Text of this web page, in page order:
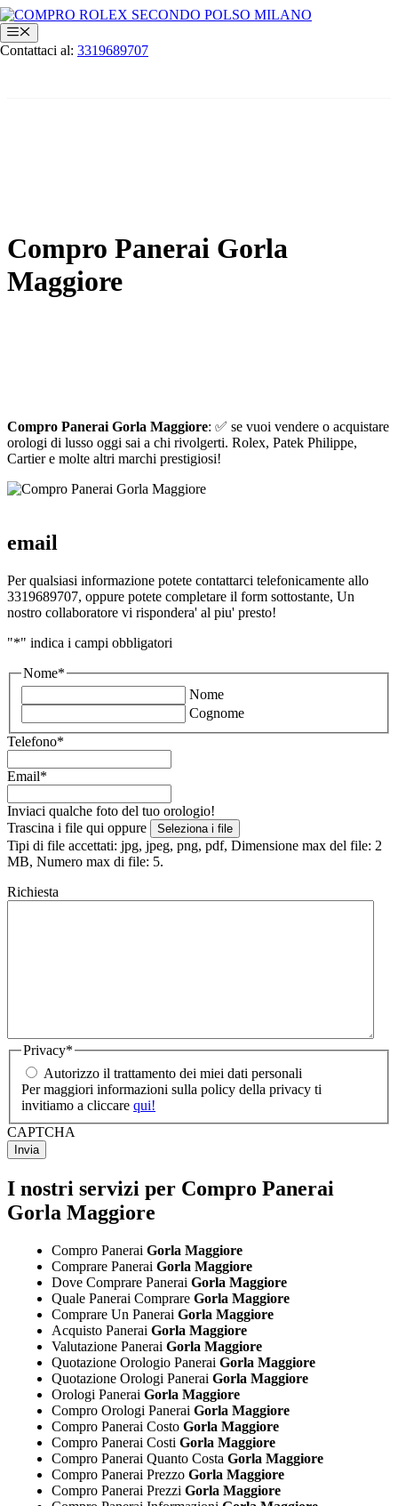
Vai
al
contenuto
Menu
Contattaci al: 3319689707
Compro Panerai Gorla
Maggiore
Compro Panerai Gorla Maggiore: ✅ se vuoi vendere o acquistare
orologi di lusso oggi sai a chi rivolgerti. Rolex, Patek Philippe,
Cartier e molte altri marchi prestigiosi!
email
Per qualsiasi informazione potete contattarci telefonicamente allo
3319689707, oppure potete completare il form sottostante, Un
nostro collaboratore vi rispondera' al piu' presto!
"*" indica i campi obbligatori
Nome*
Nome
Cognome
Telefono*
Email*
Inviaci qualche foto del tuo orologio!
Trascina i file qui oppure
Seleziona i file
Tipi di file accettati: jpg, jpeg, png, pdf, Dimensione max del file: 2
MB, Numero max di file: 5.
Richiesta
Privacy*
Autorizzo il trattamento dei miei dati personali
Per maggiori informazioni sulla policy della privacy ti
invitiamo a cliccare qui!
CAPTCHA
I nostri servizi per Compro Panerai
Gorla Maggiore
Compro Panerai Gorla Maggiore
Comprare Panerai Gorla Maggiore
Dove Comprare Panerai Gorla Maggiore
Quale Panerai Comprare Gorla Maggiore
Comprare Un Panerai Gorla Maggiore
Acquisto Panerai Gorla Maggiore
Valutazione Panerai Gorla Maggiore
Quotazione Orologio Panerai Gorla Maggiore
Quotazione Orologi Panerai Gorla Maggiore
Orologi Panerai Gorla Maggiore
Compro Orologi Panerai Gorla Maggiore
Compro Panerai Costo Gorla Maggiore
Compro Panerai Costi Gorla Maggiore
Compro Panerai Quanto Costa Gorla Maggiore
Compro Panerai Prezzo Gorla Maggiore
Compro Panerai Prezzi Gorla Maggiore